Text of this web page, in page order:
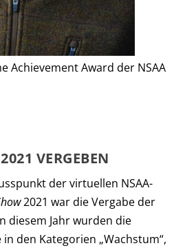
Achievement Award der NSAA
VERGEBEN
der virtuellen NSAA-
2021 war die Vergabe der
diesem Jahr wurden die
den Kategorien „Wachstum“,